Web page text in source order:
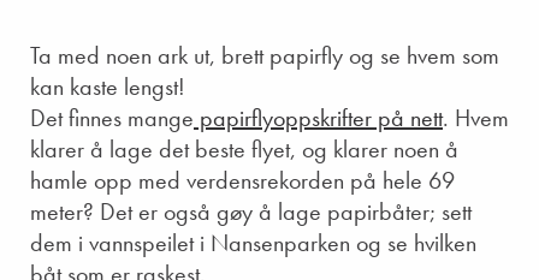
Ta med noen ark ut, brett papirfly og se hvem som
kan kaste lengst!
Det finnes mange papirflyoppskrifter på nett. Hvem
klarer å lage det beste flyet, og klarer noen å
hamle opp med verdensrekorden på hele 69
meter? Det er også gøy å lage papirbåter; sett
dem i vannspeilet i Nansenparken og se hvilken